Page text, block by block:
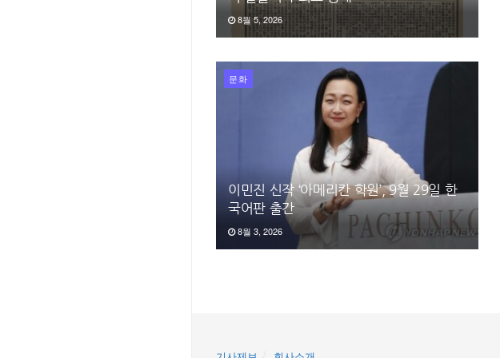
8월 5, 2026
문화
이민진 신작 ‘아메리칸 학원’, 9월 29일 한
국어판 출간
8월 3, 2026